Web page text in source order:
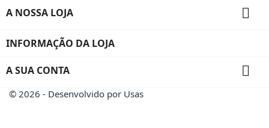
A NOSSA LOJA 
INFORMAÇÃO DA LOJA
A SUA CONTA 
© 2026 - Desenvolvido por Usas